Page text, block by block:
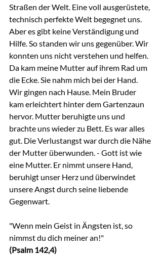
Straßen der Welt. Eine voll ausgerüstete,
technisch perfekte Welt begegnet uns.
Aber es gibt keine Verständigung und
Hilfe. So standen wir uns gegenüber. Wir
konnten uns nicht verstehen und helfen.
Da kam meine Mutter auf ihrem Rad um
die Ecke. Sie nahm mich bei der Hand.
Wir gingen nach Hause. Mein Bruder
kam erleichtert hinter dem Gartenzaun
hervor. Mutter beruhigte uns und
brachte uns wieder zu Bett. Es war alles
gut. Die Verlustangst war durch die Nähe
der Mutter überwunden. - Gott ist wie
eine Mutter. Er nimmt unsere Hand,
beruhigt unser Herz und überwindet
unsere Angst durch seine liebende
Gegenwart.
"Wenn mein Geist in Ängsten ist, so
nimmst du dich meiner an!"
(Psalm 142,4)